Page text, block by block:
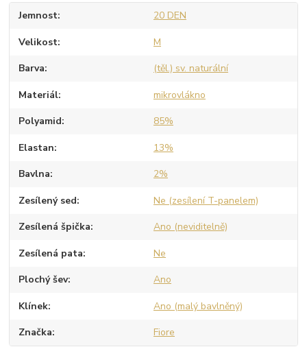
Jemnost 20 DEN
Velikost M
Barva (těl.) sv. naturální
Materiál mikrovlákno
Polyamid 85%
Elastan 13%
Bavlna 2%
Zesílený sed Ne (zesílení T-panelem)
Zesílená špička Ano (neviditelně)
Zesílená pata Ne
Plochý šev Ano
Klínek Ano (malý bavlněný)
Značka Fiore